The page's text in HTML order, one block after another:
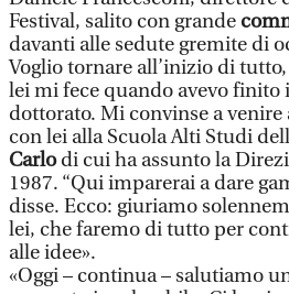
Festival, salito con grande
davanti alle sedute gremite di
Voglio tornare all’inizio di
lei mi fece quando avevo
dottorato. Mi convinse a venire
con lei alla Scuola Alti Studi
Carlodi cui ha assunto la
1987. “Qui imparerai a dare
disse. Ecco: giuriamo
lei, che faremo di tutto per
alle idee».
«Oggi – continua – salutiamo